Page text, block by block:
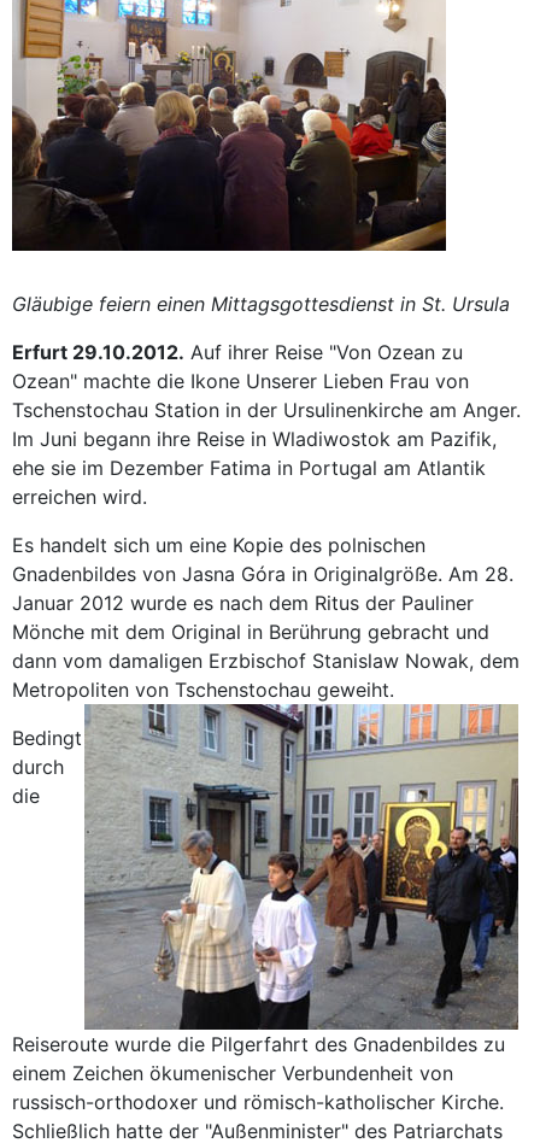
Gläubige feiern einen Mittagsgottesdienst in St. Ursula
Erfurt 29.10.2012. Auf ihrer Reise "Von Ozean zu
Ozean" machte die Ikone Unserer Lieben Frau von
Tschenstochau Station in der Ursulinenkirche am Anger.
Im Juni begann ihre Reise in Wladiwostok am Pazifik,
ehe sie im Dezember Fatima in Portugal am Atlantik
erreichen wird.
Es handelt sich um eine Kopie des polnischen
Gnadenbildes von Jasna Góra in Originalgröße. Am 28.
Januar 2012 wurde es nach dem Ritus der Pauliner
Mönche mit dem Original in Berührung gebracht und
dann vom damaligen Erzbischof Stanislaw Nowak, dem
Metropoliten von Tschenstochau geweiht.
Bedingt
durch
die
Reiseroute wurde die Pilgerfahrt des Gnadenbildes zu
einem Zeichen ökumenischer Verbundenheit von
russisch-orthodoxer und römisch-katholischer Kirche.
Schließlich hatte der "Außenminister" des Patriarchats